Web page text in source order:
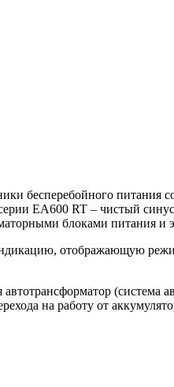
бесперебойного
EA600 RT – чистый
блоками питания и
отображающую
(система
на работу от